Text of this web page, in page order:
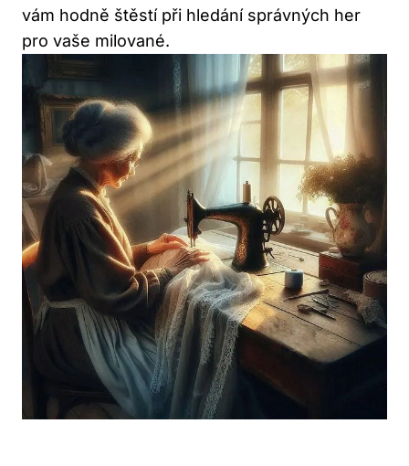
vám hodně štěstí při hledání správných her
pro vaše milované.